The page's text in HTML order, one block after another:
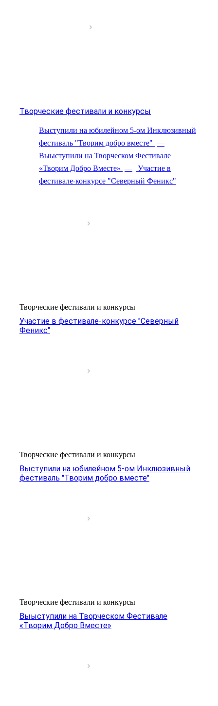
Творческие фестивали и конкурсы
Выступили на юбилейном 5-ом Инклюзивный
фестиваль "Творим добро вместе" —
Выыступили на Творческом Фестивале
«Творим Добро Вместе» —
Участие в
фестивале-конкурсе "Северный Феникс"
Творческие фестивали и конкурсы
Участие в фестивале-конкурсе "Северный
Феникс"
Творческие фестивали и конкурсы
Выступили на юбилейном 5-ом Инклюзивный
фестиваль "Творим добро вместе"
Творческие фестивали и конкурсы
Выыступили на Творческом Фестивале
«Творим Добро Вместе»